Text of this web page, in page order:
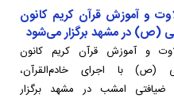
و آموزش قرآن کریم کانون
(ص) در مشهد برگزار می‌شود
و آموزش قرآن کریم کانون
(ص) با اجرای خادم‌القرآن،
ضیافتی امشب در مشهد برگزار